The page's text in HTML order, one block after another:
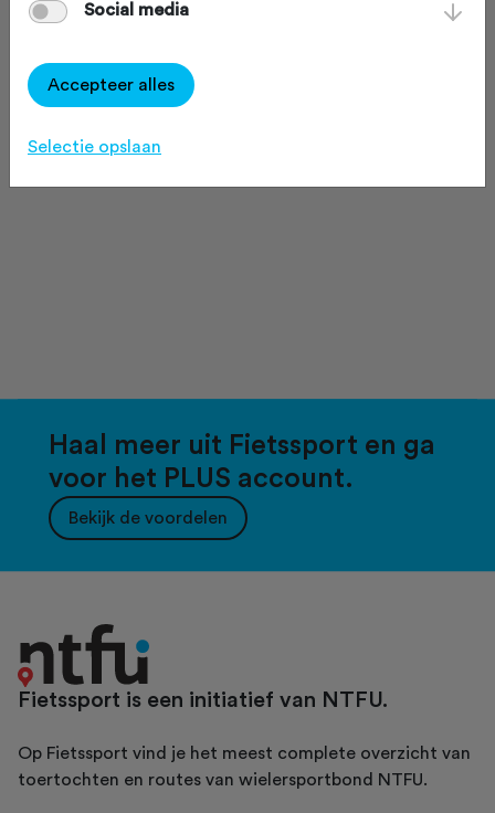
Haal meer uit Fietssport en ga
voor het PLUS account.
Bekijk de voordelen
Fietssport is een initiatief van NTFU.
Op Fietssport vind je het meest complete overzicht van
toertochten en routes van wielersportbond NTFU.
Social media
Accepteer alles
Selectie opslaan